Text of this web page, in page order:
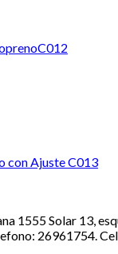
con Ajuste C013
1555 Solar 13,
26961754.